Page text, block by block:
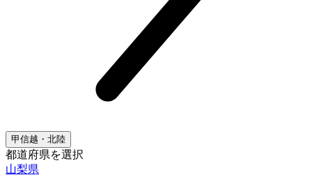
甲信越・北陸
都道府県を選択
山梨県